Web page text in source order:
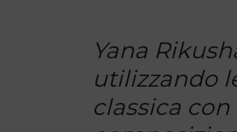
Yana
utilizzando
classica